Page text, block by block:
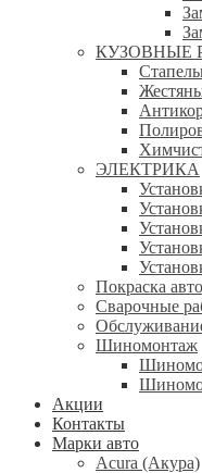
КУЗОВНЫЕ
ЭЛЕКТРИКА
Покраска
Сварочные
Шиномонтаж
Акции
Контакты
Марки авто
Acura (Акура)